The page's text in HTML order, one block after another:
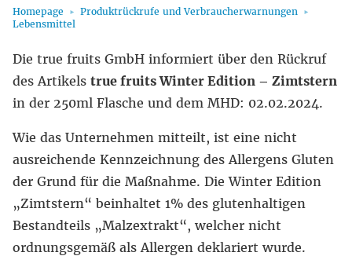
Homepage
Produktrückrufe und Verbraucherwarnungen
Lebensmittel
Die true fruits GmbH informiert über den Rückruf
des Artikels true fruits Winter Edition – Zimtstern
in der 250ml Flasche und dem MHD: 02.02.2024.
Wie das Unternehmen mitteilt, ist eine nicht
ausreichende Kennzeichnung des Allergens Gluten
der Grund für die Maßnahme. Die Winter Edition
„Zimtstern“ beinhaltet 1% des glutenhaltigen
Bestandteils „Malzextrakt“, welcher nicht
ordnungsgemäß als Allergen deklariert wurde.